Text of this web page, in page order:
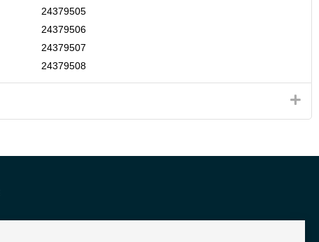
24379505
24379506
24379507
24379508